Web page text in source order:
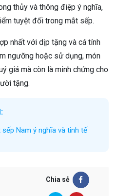
thủy và thông điệp ý nghĩa,
tuyệt đối trong mắt sếp.
nhất với dịp tặng và cá tính
ngưỡng hoặc sử dụng, món
giá mà còn là minh chứng cho
tặng.
Nam ý nghĩa và tinh tế
Chia sẻ